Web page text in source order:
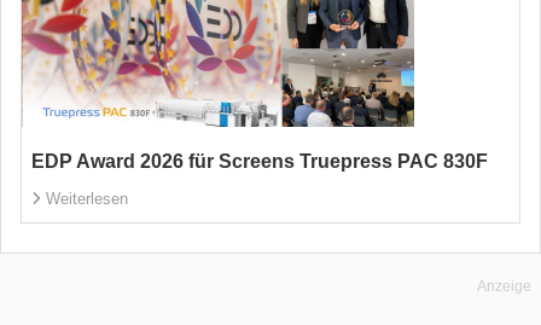
EDP Award 2026 für Screens Truepress PAC 830F
Weiterlesen
Anzeige